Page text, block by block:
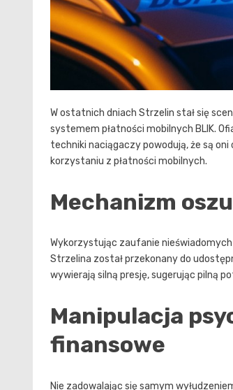
W ostatnich dniach Strzelin stał się
systemem płatności mobilnych BLIK.
techniki naciągaczy powodują, że są
korzystaniu z płatności mobilnych.
Mechanizm
Wykorzystując zaufanie
Strzelina został przekonany do
wywierają silną presję, sugerując pilną
Manipulacja
finansowe
Nie zadowalając się samym